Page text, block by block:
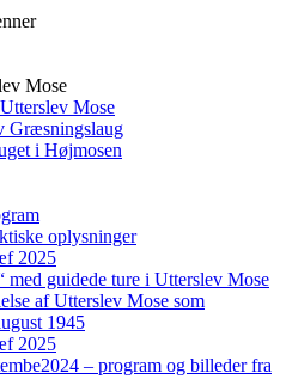
Mose
Mose
Græsningslaug
i Højmosen
oplysninger
2025
med guidede ture i Utterslev Mose
af Utterslev Mose som
1945
2025
– program og billeder fra